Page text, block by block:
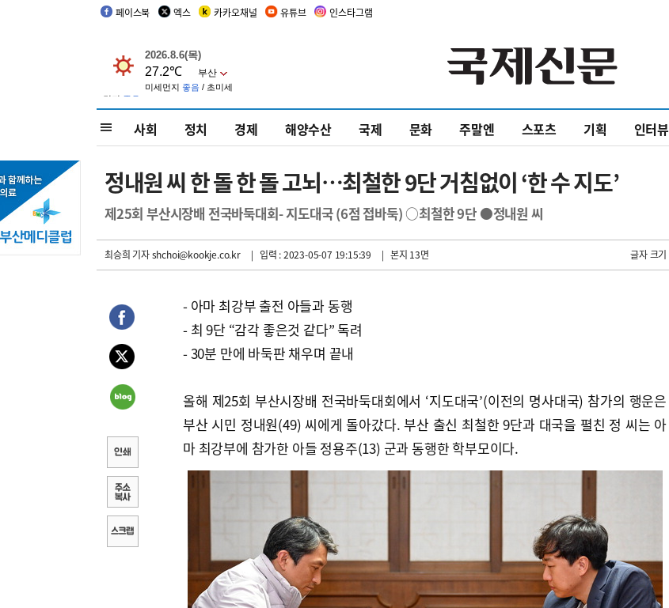
페이스북 엑스 카카오채널 유튜브 인스타그램
사회 정치 경제 해양수산 국제 문화 주말엔 스포츠 기획 인터뷰
정내원 씨 한 돌 한 돌 고뇌…최철한 9단 거침없이 ‘한 수 지도’
제25회 부산시장배 전국바둑대회- 지도대국 (6점 접바둑) ○최철한 9단 ●정내원 씨
최승희 기자shchoi@kookje.co.kr | 입력 : 2023-05-07 19:15:39 | 본지 13면 글자 크기
- 아마 최강부 출전 아들과 동행
- 최 9단 “감각 좋은것 같다” 독려
- 30분 만에 바둑판 채우며 끝내
올해 제25회 부산시장배 전국바둑대회에서 ‘지도대국’(이전의 명사대국) 참가의 행운은
부산 시민 정내원(49) 씨에게 돌아갔다. 부산 출신 최철한 9단과 대국을 펼친 정 씨는 아
마 최강부에 참가한 아들 정용주(13) 군과 동행한 학부모이다.